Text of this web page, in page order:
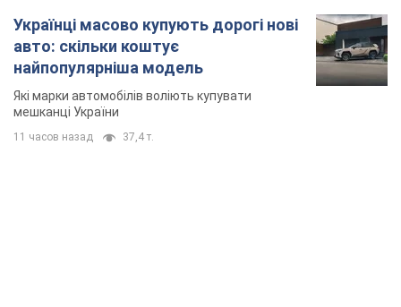
Українці масово купують дорогі нові
авто: скільки коштує
найпопулярніша модель
Які марки автомобілів воліють купувати
мешканці України
11 часов назад 37,4 т.